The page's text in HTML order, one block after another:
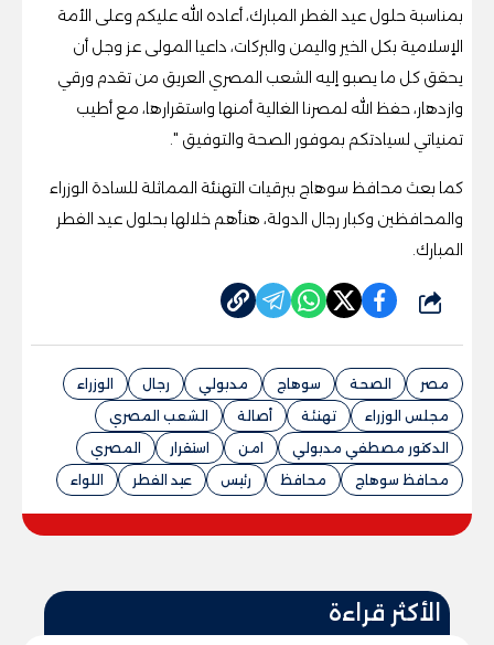
بمناسبة حلول عيد الفطر المبارك، أعاده الله عليكم وعلى الأمة
الإسلامية بكل الخير واليمن والبركات، داعيا المولى عز وجل أن
يحقق كل ما يصبو إليه الشعب المصري العريق من تقدم ورقي
وازدهار، حفظ الله لمصرنا الغالية أمنها واستقرارها، مع أطيب
تمنياتي لسيادتكم بموفور الصحة والتوفيق ".
كما بعث محافظ سوهاج ببرقيات التهنئة المماثلة للسادة الوزراء
والمحافظين وكبار رجال الدولة، هنأهم خلالها بحلول عيد الفطر
المبارك.
شارك
مصر الصحة سوهاج مدبولي رجال
الوزراء
مجلس الوزراء
تهنئة أصالة
الشعب المصري
الدكتور مصطفي مدبولي
امن استقرار
المصري
محافظ سوهاج
محافظ رئيس عيد الفطر اللواء
الأكثر قراءة